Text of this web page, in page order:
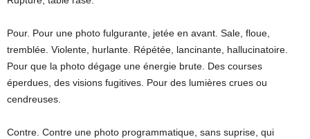
Pour. Pour une photo fulgurante, jetée en avant. Sale, floue,
tremblée. Violente, hurlante. Répétée, lancinante, hallucinatoire.
Pour que la photo dégage une énergie brute. Des courses
éperdues, des visions fugitives. Pour des lumières crues ou
cendreuses.
Contre. Contre une photo programmatique, sans suprise, qui